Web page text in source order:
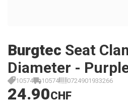
Burgtec Seat
Diameter -
10574 10574 0724901933266
24.90CHF